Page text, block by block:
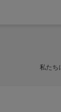
私たち